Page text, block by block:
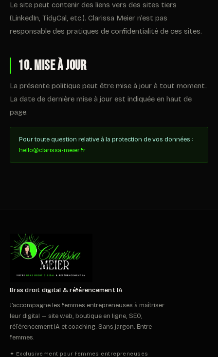
Le site peut contenir des liens vers des sites tiers
(LinkedIn, TidyCal, etc.). Clarissa Meier n’est pas
responsable des pratiques de confidentialité de ces sites.
10. Mise à jour
La présente politique peut être mise à jour à tout moment.
La date de dernière mise à jour est indiquée en haut de
page.
Pour toute question relative à la protection de vos données :
hello@clarissa-meier.fr
Bras droit digital & référencement IA
J’accompagne les femmes entrepreneuses à maîtriser
leur digital — site web, boutique en ligne, SEO,
référencement IA et coaching. Sans jargon. Entre
femmes.
✦ Exclusivement pour femmes entrepreneuses